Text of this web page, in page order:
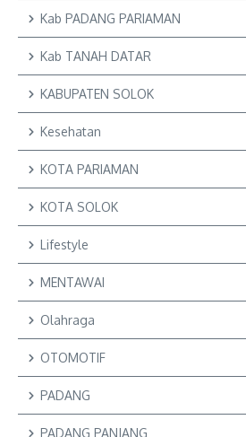
Kab PADANG PARIAMAN
Kab TANAH DATAR
KABUPATEN SOLOK
Kesehatan
KOTA PARIAMAN
KOTA SOLOK
Lifestyle
MENTAWAI
Olahraga
OTOMOTIF
PADANG
PADANG PANJANG